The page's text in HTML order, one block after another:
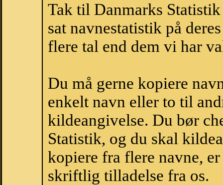
Tak til Danmarks
sat navnestatistik på
flere tal end dem vi har
Du må gerne kopiere
enkelt navn eller to til
kildeangivelse. Du bør
Statistik, og du skal
kopiere fra flere navne,
skriftlig tilladelse fra os.